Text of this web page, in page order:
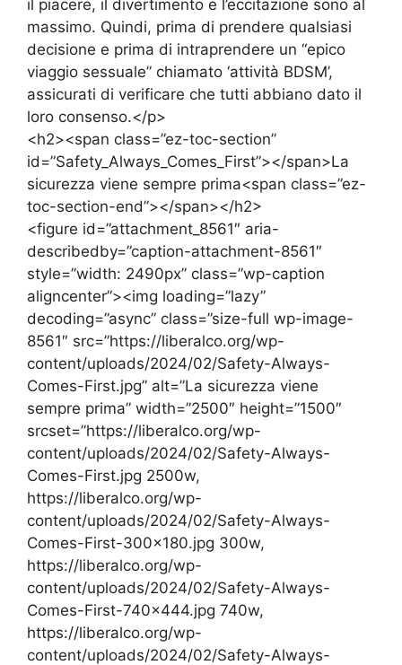
il piacere, il divertimento e l’eccitazione sono al
massimo. Quindi, prima di prendere qualsiasi
decisione e prima di intraprendere un “epico
viaggio sessuale” chiamato ‘attività BDSM’,
assicurati di verificare che tutti abbiano dato il
loro consenso.</p>
<h2><span class=”ez-toc-section”
id=”Safety_Always_Comes_First”></span>La
sicurezza viene sempre prima<span class=”ez-
toc-section-end”></span></h2>
<figure id=”attachment_8561″ aria-
describedby=”caption-attachment-8561″
style=”width: 2490px” class=”wp-caption
aligncenter”><img loading=”lazy”
decoding=”async” class=”size-full wp-image-
8561″ src=”https://liberalco.org/wp-
content/uploads/2024/02/Safety-Always-
Comes-First.jpg” alt=”La sicurezza viene
sempre prima” width=”2500″ height=”1500″
srcset=”https://liberalco.org/wp-
content/uploads/2024/02/Safety-Always-
Comes-First.jpg 2500w,
https://liberalco.org/wp-
content/uploads/2024/02/Safety-Always-
Comes-First-300×180.jpg 300w,
https://liberalco.org/wp-
content/uploads/2024/02/Safety-Always-
Comes-First-740×444.jpg 740w,
https://liberalco.org/wp-
content/uploads/2024/02/Safety-Always-